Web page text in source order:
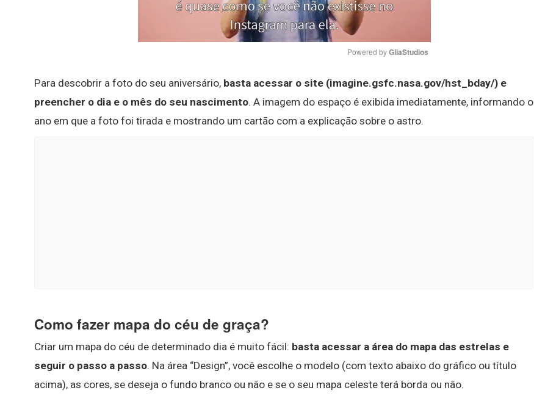
Mute
Powered by GliaStudios
Para descobrir a foto do seu aniversário, basta acessar o site (imagine.gsfc.nasa.gov/hst_bday/) e
preencher o dia e o mês do seu nascimento. A imagem do espaço é exibida imediatamente, informando o
ano em que a foto foi tirada e mostrando um cartão com a explicação sobre o astro.
Como fazer mapa do céu de graça?
Criar um mapa do céu de determinado dia é muito fácil: basta acessar a área do mapa das estrelas e
seguir o passo a passo. Na área “Design”, você escolhe o modelo (com texto abaixo do gráfico ou título
acima), as cores, se deseja o fundo branco ou não e se o seu mapa celeste terá borda ou não.